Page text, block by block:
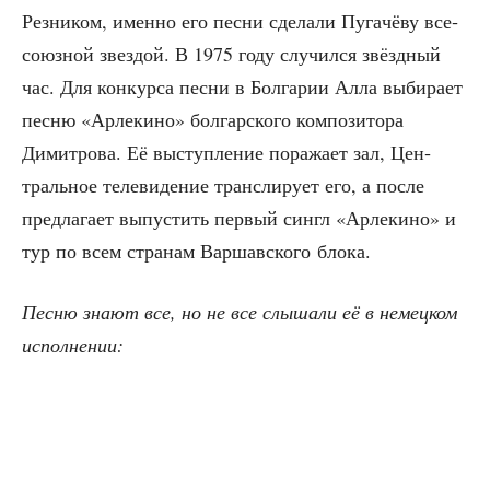
Рез­ни­ком, имен­но его пес­ни сде­ла­ли Пуга­чё­ву все­
со­юз­ной звез­дой. В 1975 году слу­чил­ся звёзд­ный
час. Для кон­кур­са пес­ни в Бол­га­рии Алла выби­ра­ет
пес­ню «Арле­ки­но» бол­гар­ско­го ком­по­зи­то­ра
Димит­ро­ва. Её выступ­ле­ние пора­жа­ет зал, Цен­
траль­ное теле­ви­де­ние транс­ли­ру­ет его, а после
пред­ла­га­ет выпу­стить пер­вый син­гл «Арле­ки­но» и
тур по всем стра­нам Вар­шав­ско­го блока.
Пес­ню зна­ют все, но не все слы­ша­ли её в немец­ком
исполнении: